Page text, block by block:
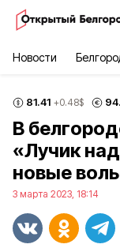
Новости
81.41 +0.48$
В
«Лучик
новые
3 марта 2023, 18:14